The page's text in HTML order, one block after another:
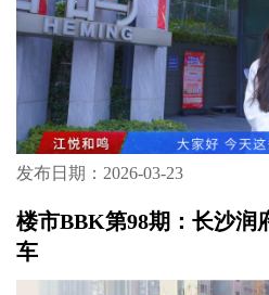
发布日期：2026-03-23
楼市BBK第98期：长沙润
车